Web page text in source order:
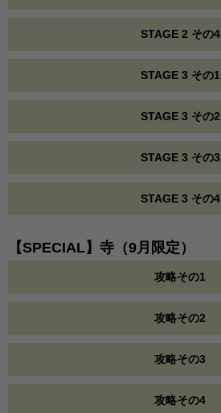
STAGE 2 その4
STAGE 3 その1
STAGE 3 その2
STAGE 3 その3
STAGE 3 その4
【SPECIAL】寺（9月限定）
攻略その1
攻略その2
攻略その3
攻略その4